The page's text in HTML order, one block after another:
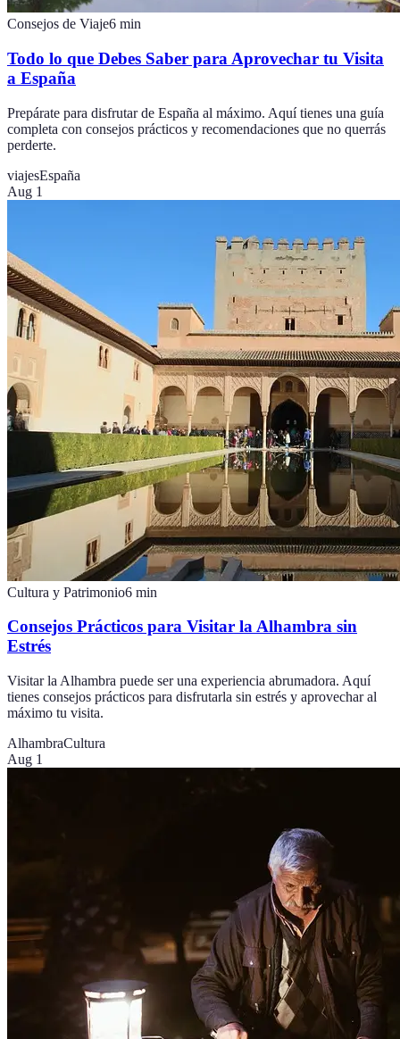
Consejos de Viaje6 min
Todo lo que Debes Saber para Aprovechar tu Visita
a España
Prepárate para disfrutar de España al máximo. Aquí tienes una guía
completa con consejos prácticos y recomendaciones que no querrás
perderte.
viajesEspaña
Aug 1
Cultura y Patrimonio6 min
Consejos Prácticos para Visitar la Alhambra sin
Estrés
Visitar la Alhambra puede ser una experiencia abrumadora. Aquí
tienes consejos prácticos para disfrutarla sin estrés y aprovechar al
máximo tu visita.
AlhambraCultura
Aug 1